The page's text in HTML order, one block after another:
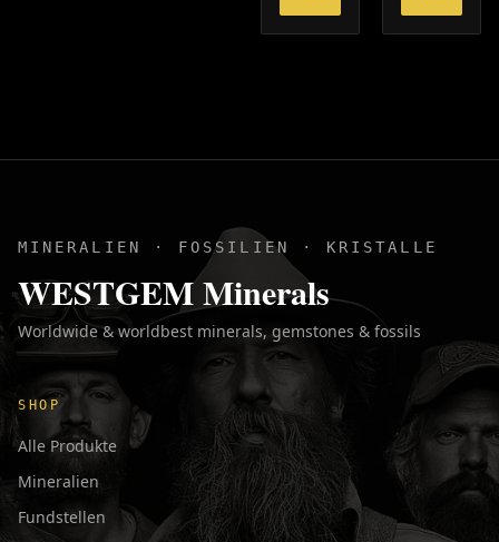
MINERALIEN · FOSSILIEN · KRISTALLE
WESTGEM Minerals
Worldwide & worldbest minerals, gemstones & fossils
SHOP
Alle Produkte
Mineralien
Fundstellen